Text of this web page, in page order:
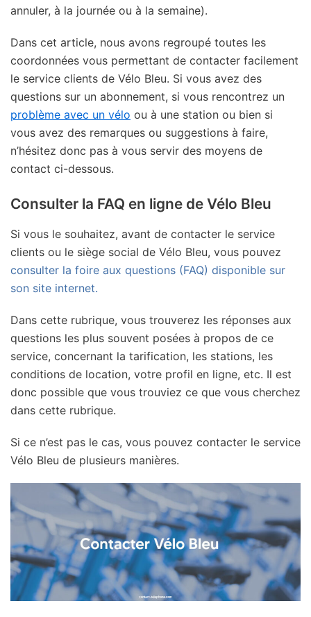
annuler, à la journée ou à la semaine).
Dans cet article, nous avons regroupé toutes les
coordonnées vous permettant de contacter facilement
le service clients de Vélo Bleu. Si vous avez des
questions sur un abonnement, si vous rencontrez un
problème avec un vélo ou à une station ou bien si
vous avez des remarques ou suggestions à faire,
n’hésitez donc pas à vous servir des moyens de
contact ci-dessous.
Consulter la FAQ en ligne de Vélo Bleu
Si vous le souhaitez, avant de contacter le service
clients ou le siège social de Vélo Bleu, vous pouvez
consulter la foire aux questions (FAQ) disponible sur
son site internet.
Dans cette rubrique, vous trouverez les réponses aux
questions les plus souvent posées à propos de ce
service, concernant la tarification, les stations, les
conditions de location, votre profil en ligne, etc. Il est
donc possible que vous trouviez ce que vous cherchez
dans cette rubrique.
Si ce n’est pas le cas, vous pouvez contacter le service
Vélo Bleu de plusieurs manières.